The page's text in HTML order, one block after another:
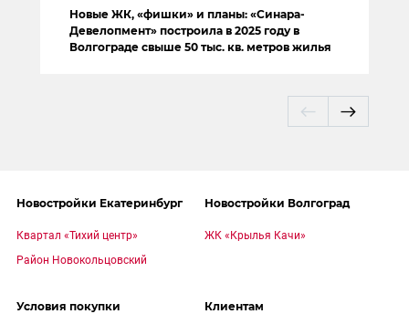
Новые ЖК, «фишки» и планы: «Синара-
Девелопмент» построила в 2025 году в
Волгограде свыше 50 тыс. кв. метров жилья
Новостройки Екатеринбург
Квартал «Тихий центр»
Район Новокольцовский
Новостройки Волгоград
ЖК «Крылья Качи»
Условия покупки Клиентам